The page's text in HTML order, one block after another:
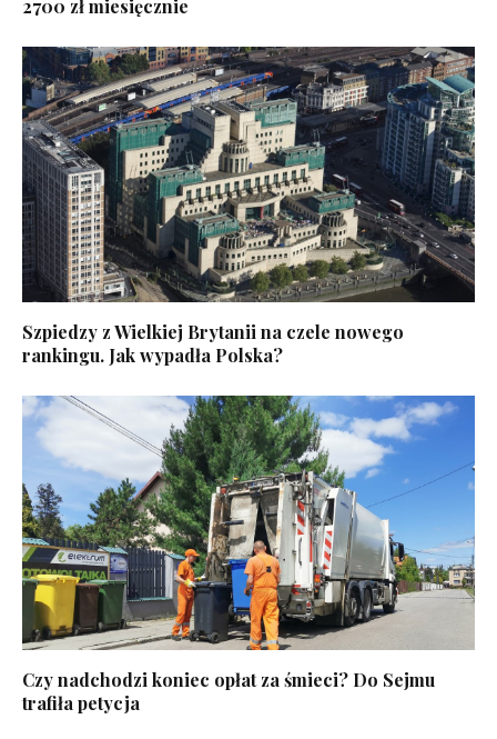
2700 zł miesięcznie
Szpiedzy z Wielkiej Brytanii na czele nowego
rankingu. Jak wypadła Polska?
Czy nadchodzi koniec opłat za śmieci? Do Sejmu
trafiła petycja